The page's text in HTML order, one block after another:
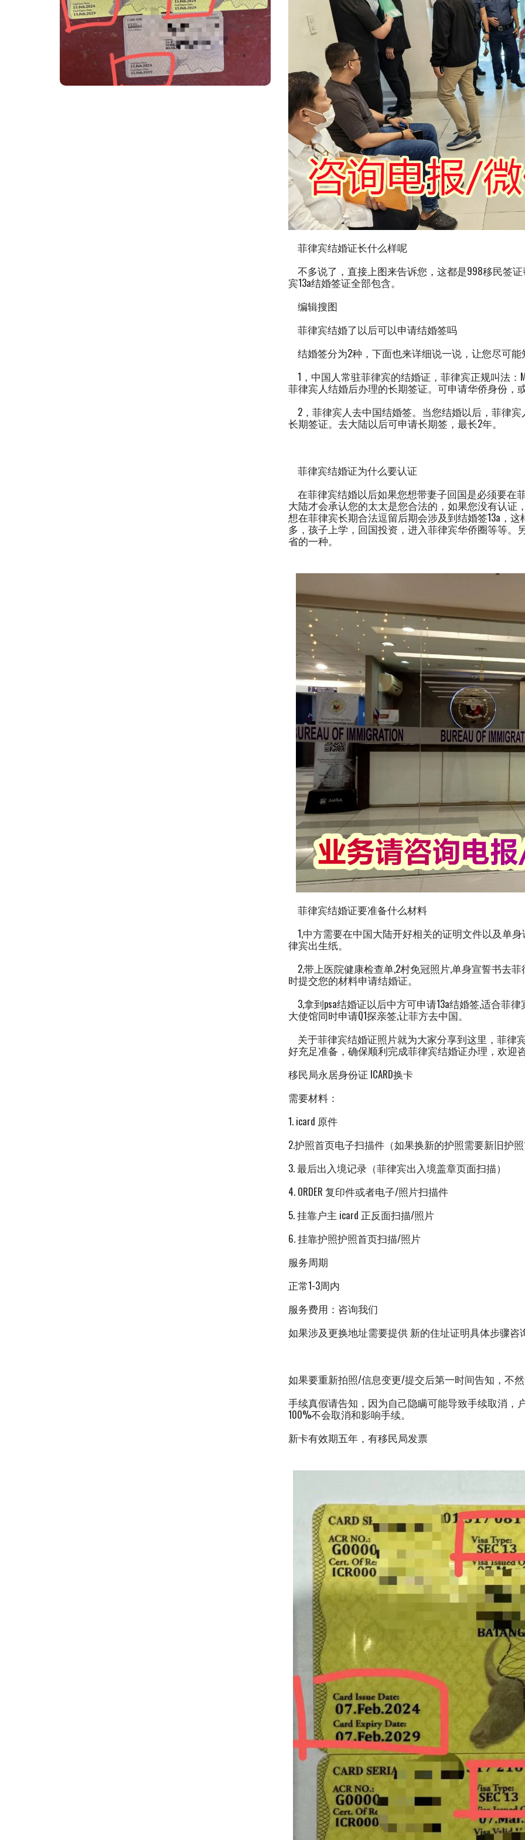
菲律宾结婚证长什么样呢
不多说了，直接上图来告诉您，这都是998移民签
宾13a结婚签证全部包含。
编辑搜图
菲律宾结婚了以后可以申请结婚签吗
结婚签分为2种，下面也来详细说一说，让您尽可
1，中国人常驻菲律宾的结婚证，菲律宾正规叫法：
菲律宾人结婚后办理的长期签证。可申请华侨身份，
2，菲律宾人去中国结婚签。当您结婚以后，菲律宾
长期签证。去大陆以后可申请长期签，最长2年。
菲律宾结婚证为什么要认证
在菲律宾结婚以后如果您想带妻子回国是必须要在
大陆才会承认您的太太是您合法的，如果您没有认
想在菲律宾长期合法逗留后期会涉及到结婚签13a，
多，孩子上学，回国投资，进入菲律宾华侨圈等等。
省的一种。
菲律宾结婚证要准备什么材料
1,中方需要在中国大陆开好相关的证明文件以及单
律宾出生纸。
2,带上医院健康检查单,2村免冠照片,单身宣誓书去
时提交您的材料申请结婚证。
3,拿到psa结婚证以后中方可申请13a结婚签,适合菲
大使馆同时申请Q1探亲签,让菲方去中国。
关于菲律宾结婚证照片就为大家分享到这里，菲律
好充足准备，确保顺利完成菲律宾结婚证办理，欢迎
移民局永居身份证 ICARD换卡
需要材料：
1. icard 原件
2.护照首页电子扫描件（如果换新的护照需要新旧护
3. 最后出入境记录（菲律宾出入境盖章页面扫描）
4. ORDER 复印件或者电子/照片扫描件
5. 挂靠户主 icard 正反面扫描/照片
6. 挂靠护照护照首页扫描/照片
服务周期
正常1-3周内
服务费用：咨询我们
如果涉及更换地址需要提供 新的住址证明具体步骤
如果要重新拍照/信息变更/提交后第一时间告知，不
手续真假请告知，因为自己隐瞒可能导致手续取消，
100%不会取消和影响手续。
新卡有效期五年，有移民局发票